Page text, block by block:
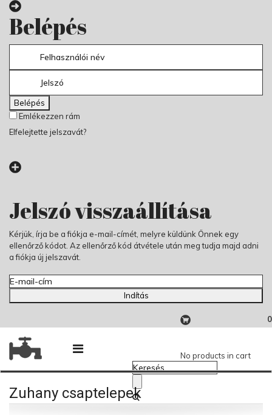
Belépés
Belépés
Emlékezzen rám
Elfelejtette jelszavát?
Jelszó visszaállítása
Kérjük, írja be a fiókja e-mail-címét, melyre küldünk Önnek egy
ellenőrző kódot. Az ellenőrző kód átvétele után meg tudja majd adni
a fiókja új jelszavát.
Indítás
0
No products in cart
Zuhany csaptelepek